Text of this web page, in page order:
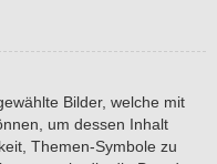
Bilder, welche mit
um dessen Inhalt
Themen-Symbole zu